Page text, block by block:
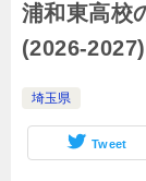
浦和東高校
(2026-2027)
埼玉県
Tweet